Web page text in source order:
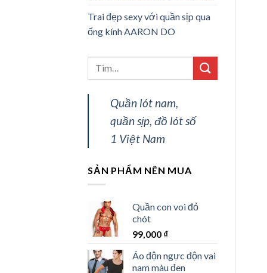
Trai đẹp sexy với quần sịp qua
ống kính AARON DO
Quần lót nam,
quần sịp, đồ lót số
1 Việt Nam
SẢN PHẨM NÊN MUA
Quần con voi đỏ
chót
99,000 ₫
Áo độn ngực độn vai
nam màu đen